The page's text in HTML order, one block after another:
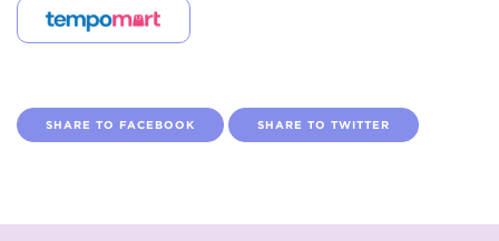
SHARE TO FACEBOOK SHARE TO TWITTER